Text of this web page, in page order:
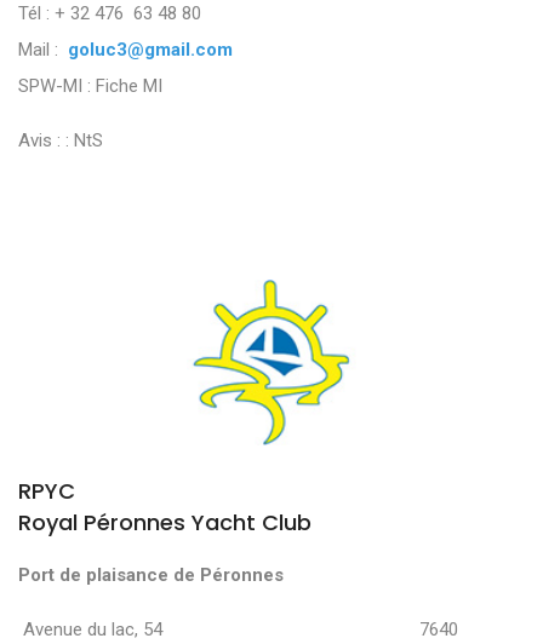
Tél : + 32 476 63 48 80
Mail : goluc3@gmail.com
SPW-MI : Fiche MI
Avis : : NtS
RPYC
Royal Péronnes Yacht Club
Port de plaisance de Péronnes
Avenue du lac, 54 7640